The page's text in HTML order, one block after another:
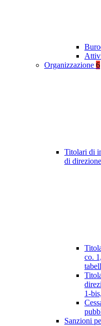
Organizzazione 6
Titolari di
di
co.
1-
Sanzioni